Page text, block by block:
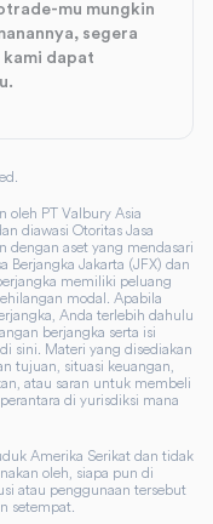
mu mungkin
segera
kami dapat
oleh PT Valbury Asia
diawasi Otoritas Jasa
dengan aset yang mendasari
Berjangka Jakarta (JFX) dan
memiliki peluang
modal. Apabila
Anda terlebih dahulu
berjangka serta isi
sini. Materi yang disediakan
tujuan, situasi keuangan,
atau saran untuk membeli
di yurisdiksi mana
Amerika Serikat dan tidak
oleh, siapa pun di
atau penggunaan tersebut
setempat.